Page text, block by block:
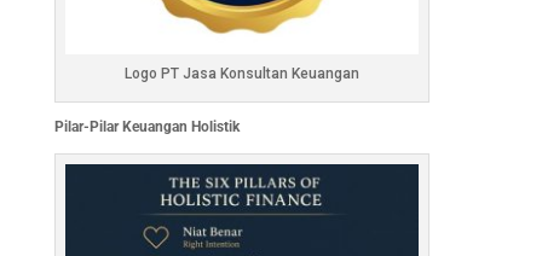
Logo PT Jasa Konsultan Keuangan
Pilar-Pilar Keuangan Holistik